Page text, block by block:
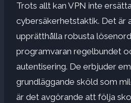
Trots allt kan VPN inte
cybersäkerhetstaktik. Det är
upprätthålla robusta
programvaran regelbundet
autentisering. De erbjuder
grundläggande sköld som
är det avgörande att följa